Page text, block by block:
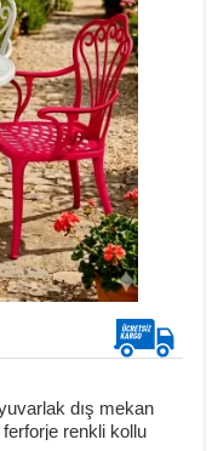
dış mekan
renkli kollu